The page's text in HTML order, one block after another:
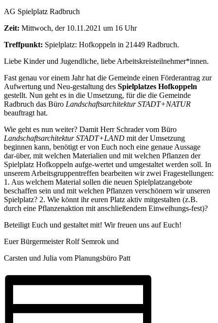
AG Spielplatz Radbruch
Zeit: Mittwoch, der 10.11.2021 um 16 Uhr
Treffpunkt: Spielplatz: Hofkoppeln in 21449 Radbruch.
Liebe Kinder und Jugendliche, liebe Arbeitskreisteilnehmer*innen.
Fast genau vor einem Jahr hat die Gemeinde einen Förderantrag zur
Aufwertung und Neu-gestaltung des Spielplatzes Hofkoppeln
gestellt. Nun geht es in die Umsetzung, für die die Gemeinde
Radbruch das Büro Landschaftsarchitektur STADT+NATUR
beauftragt hat.
Wie geht es nun weiter? Damit Herr Schrader vom Büro
Landschaftsarchitektur STADT+LAND mit der Umsetzung
beginnen kann, benötigt er von Euch noch eine genaue Aussage
dar-über, mit welchen Materialien und mit welchen Pflanzen der
Spielplatz Hofkoppeln aufge-wertet und umgestaltet werden soll. In
unserem Arbeitsgruppentreffen bearbeiten wir zwei Fragestellungen:
1. Aus welchem Material sollen die neuen Spielplatzangebote
beschaffen sein und mit welchen Pflanzen verschönern wir unseren
Spielplatz? 2. Wie könnt ihr euren Platz aktiv mitgestalten (z.B.
durch eine Pflanzenaktion mit anschließendem Einweihungs-fest)?
Beteiligt Euch und gestaltet mit! Wir freuen uns auf Euch!
Euer Bürgermeister Rolf Semrok und
Carsten und Julia vom Planungsbüro Patt